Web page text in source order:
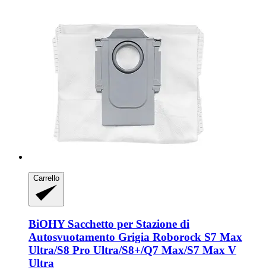
Carrello
BiOHYSacchetto per Stazione di
Autosvuotamento Grigia Roborock S7 Max
Ultra/S8 Pro Ultra/S8+/Q7 Max/S7 Max V
Ultra